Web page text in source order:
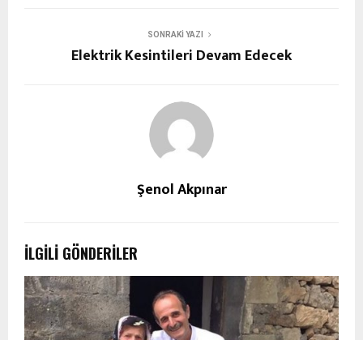
SONRAKI YAZI
Elektrik Kesintileri Devam Edecek
Şenol Akpınar
İLGILI GÖNDERILER